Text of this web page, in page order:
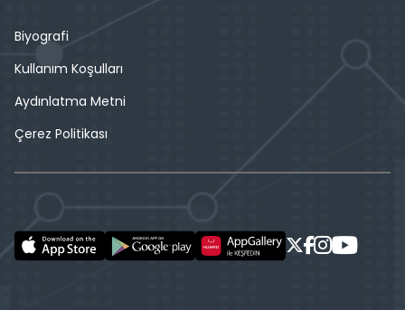
Biyografi
Kullanım Koşulları
Aydınlatma Metni
Çerez Politikası